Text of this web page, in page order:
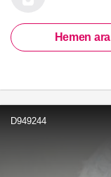
Hemen ara
D949244